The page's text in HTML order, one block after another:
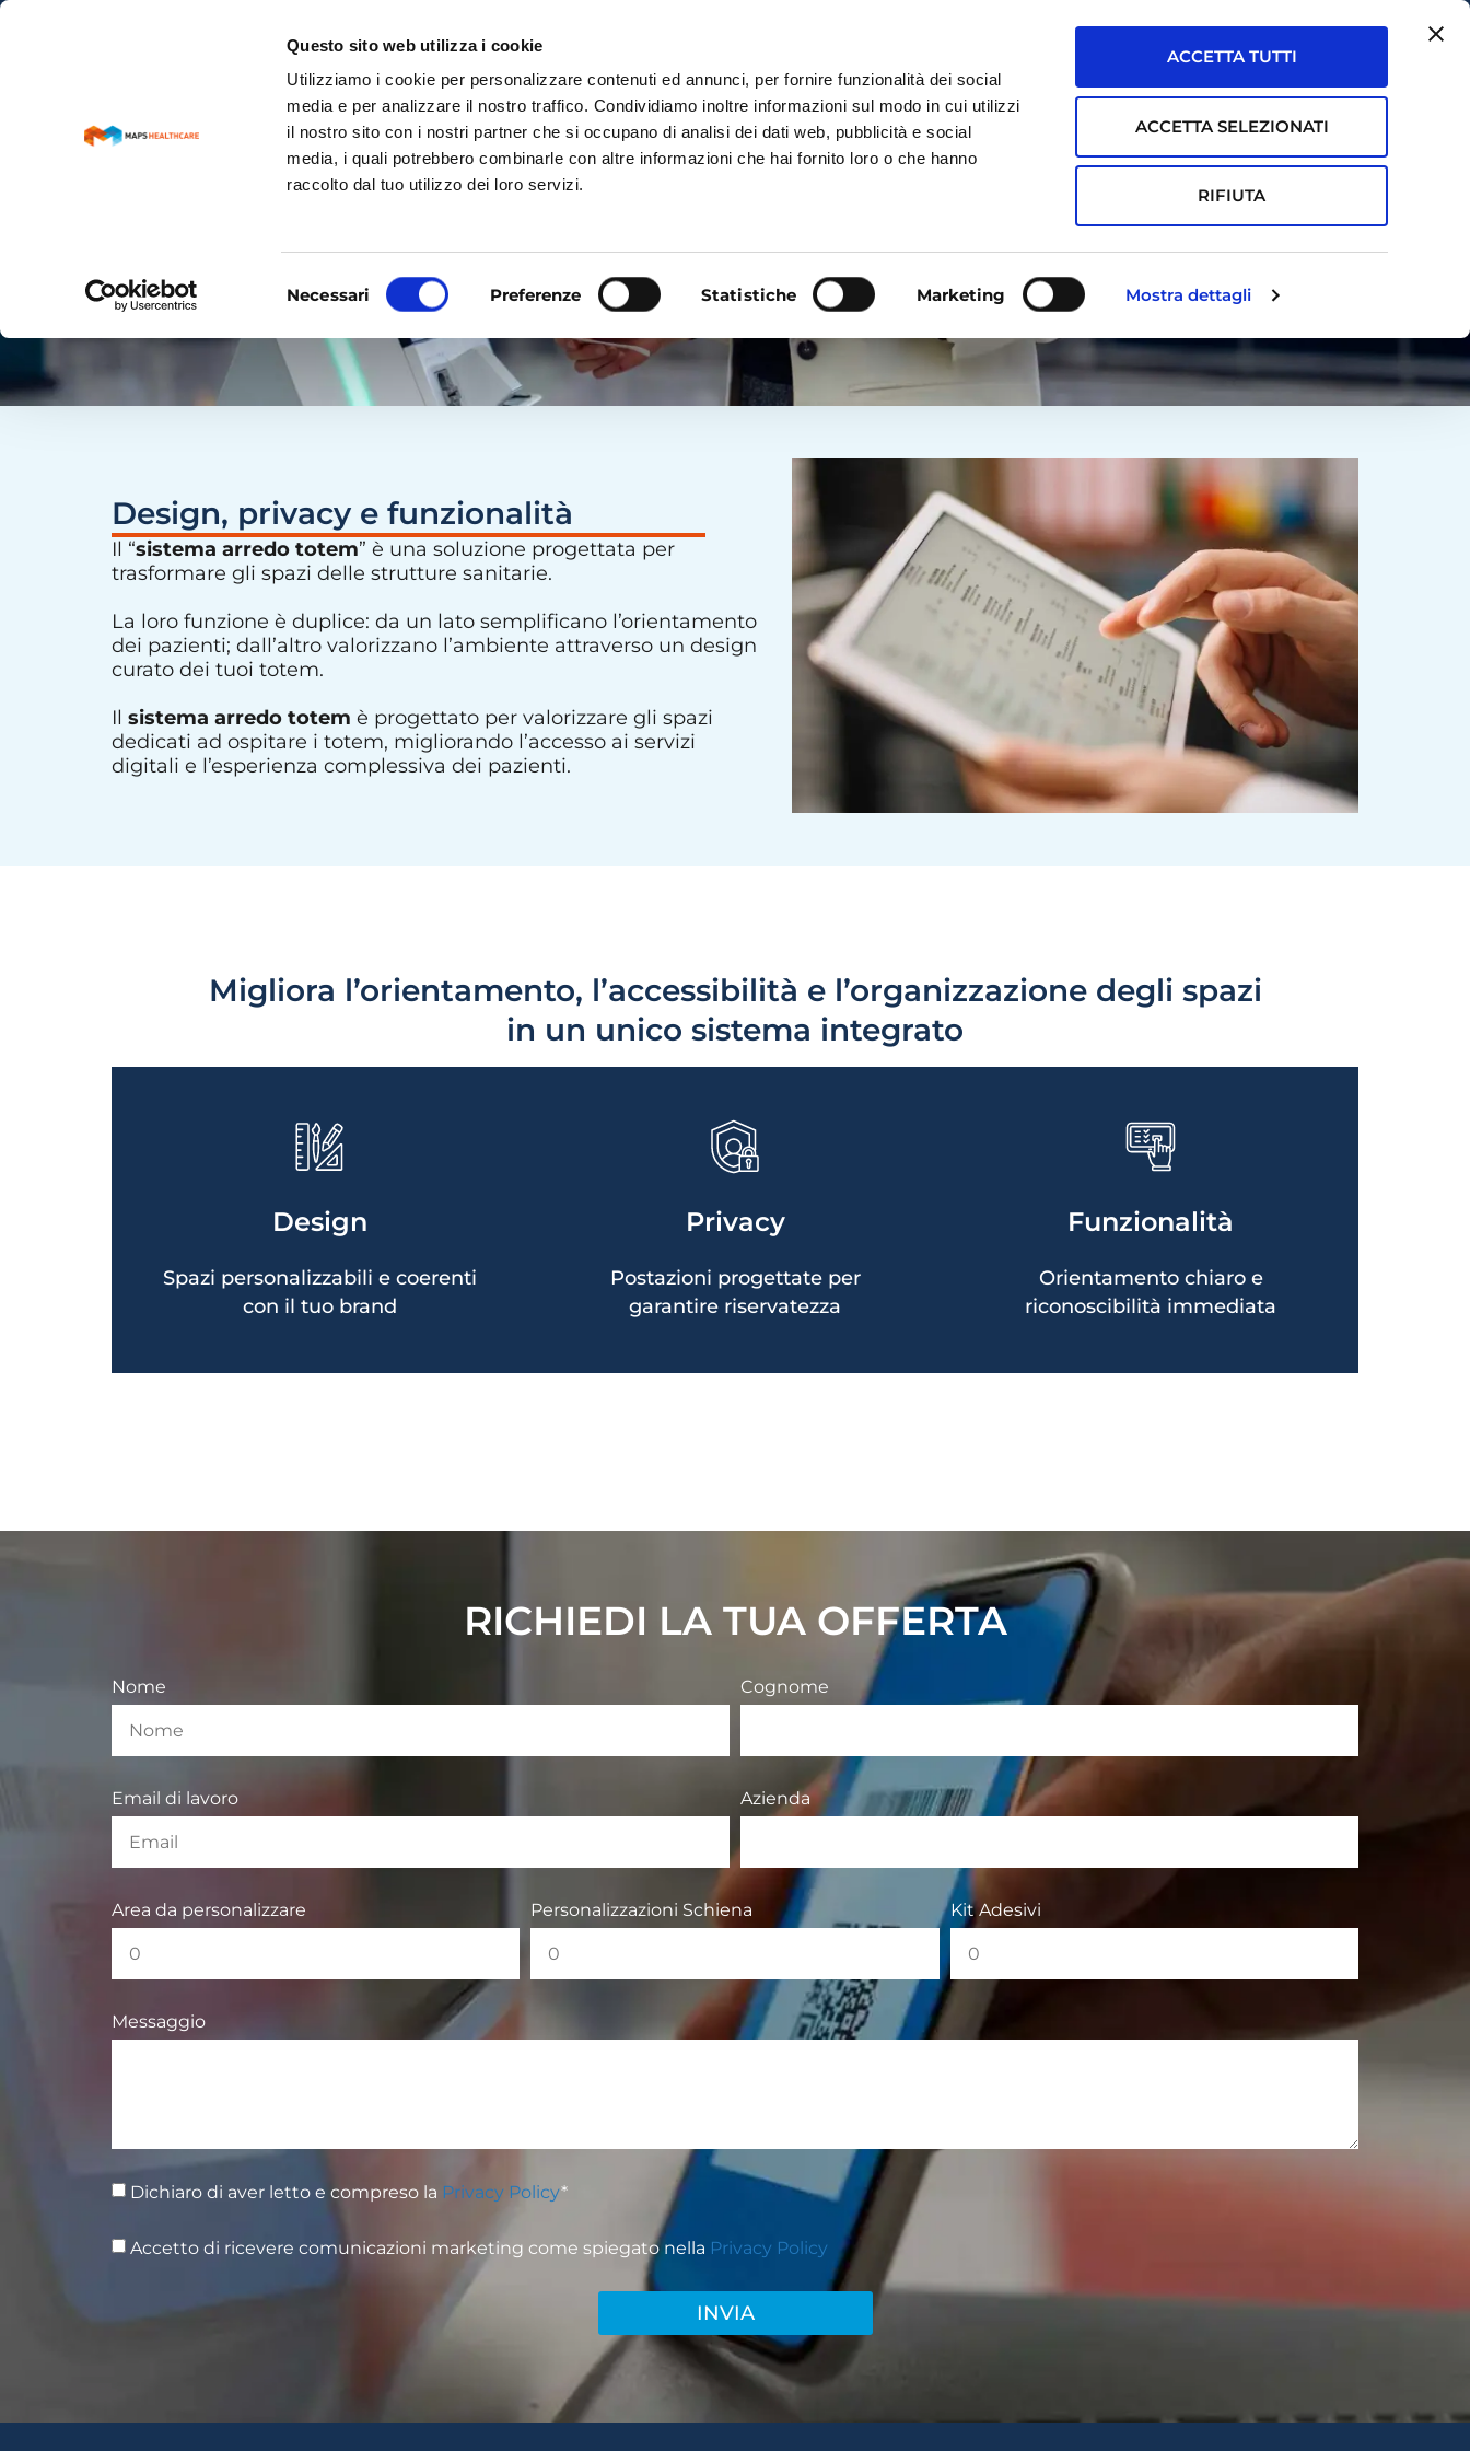
Questo sito web utilizza i cookie
Utilizziamo i cookie per personalizzare contenuti ed annunci, per fornire funzionalità dei social
media e per analizzare il nostro traffico. Condividiamo inoltre informazioni sul modo in cui utilizzi
il nostro sito con i nostri partner che si occupano di analisi dei dati web, pubblicità e social
media, i quali potrebbero combinarle con altre informazioni che hai fornito loro o che hanno
raccolto dal tuo utilizzo dei loro servizi.
del
Necessari Preferenze Statistiche Marketing Mostra dettagli
ACCETTA TUTTI
ACCETTA SELEZIONATI
RIFIUTA
ASSISTENZA
ZEROCODA ® ARTEXE® CONTATTA TOUCHPOINT RICHIEDI DEMO
SISTEMA ARREDO TOTEM
Design, privacy e funzionalità
Il “sistema arredo totem” è una soluzione progettata per
trasformare gli spazi delle strutture sanitarie.
La loro funzione è duplice: da un lato semplificano l’orientamento
dei pazienti; dall’altro valorizzano l’ambiente attraverso un design
curato dei tuoi totem.
Il sistema arredo totem è progettato per valorizzare gli spazi
dedicati ad ospitare i totem, migliorando l’accesso ai servizi
digitali e l’esperienza complessiva dei pazienti.
Migliora l’orientamento, l’accessibilità e l’organizzazione degli spazi
in un unico sistema integrato
Design
Spazi personalizzabili e coerenti
con il tuo brand
Personalizzazione secondo il
look&feel aziendale.
Ambienti più ordinati, accessibili e
curati
Privacy
Postazioni progettate per
garantire riservatezza
Area dedicata per operazioni
Superficie di appoggio per effetti
Funzionalità
Orientamento chiaro e
riconoscibilità immediata
identificare i totem; Supporto
all’orientamento all’interno degli
RICHIEDI LA TUA OFFERTA
Nome Cognome
Email di lavoro Azienda
Area da personalizzare Personalizzazioni Schiena Kit Adesivi
Messaggio
Dichiaro di aver letto e compreso la Privacy Policy*
Accetto di ricevere comunicazioni marketing come spiegato nella Privacy Policy
INVIA